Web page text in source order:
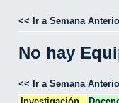
<< Ir a Semana
No hay
<< Ir a Semana
Investigación